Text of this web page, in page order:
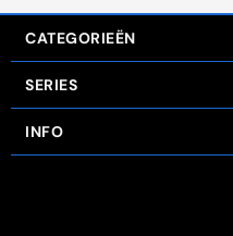
CATEGORIEËN
SERIES
INFO